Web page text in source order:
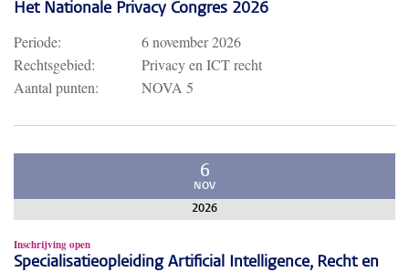
Het Nationale Privacy Congres 2026
Periode:
6 november 2026
Rechtsgebied:
Privacy en ICT recht
Aantal punten:
NOVA 5
6
NOV
2026
Inschrijving open
Specialisatieopleiding Artificial Intelligence, Recht en